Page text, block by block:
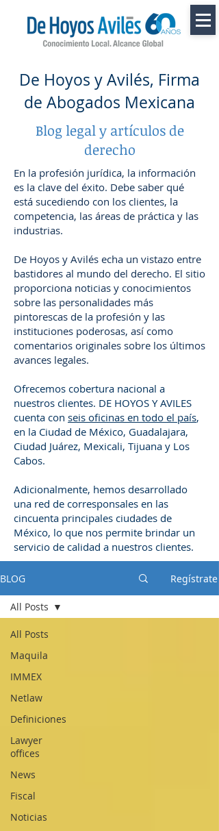
De Hoyos y Avilés, Firma
de Abogados Mexicana
Blog legal y artículos de
derecho
En la profesión jurídica, la información
es la clave del éxito. Debe saber qué
está sucediendo con los clientes, la
competencia, las áreas de práctica y las
industrias.
De Hoyos y Avilés echa un vistazo entre
bastidores al mundo del derecho. El sitio
proporciona noticias y conocimientos
sobre las personalidades más
pintorescas de la profesión y las
instituciones poderosas, así como
comentarios originales sobre los últimos
avances legales.
Ofrecemos cobertura nacional a
nuestros clientes. DE HOYOS Y AVILES
cuenta con seis oficinas en todo el país,
en la Ciudad de México, Guadalajara,
Ciudad Juárez, Mexicali, Tijuana y Los
Cabos.
Adicionalmente, hemos desarrollado
una red de corresponsales en las
cincuenta principales ciudades de
México, lo que nos permite brindar un
servicio de calidad a nuestros clientes.
BLOG Regístrate
All Posts
Maquila
IMMEX
Netlaw
Definiciones
Lawyer
offices
News
Fiscal
Noticias
All Posts